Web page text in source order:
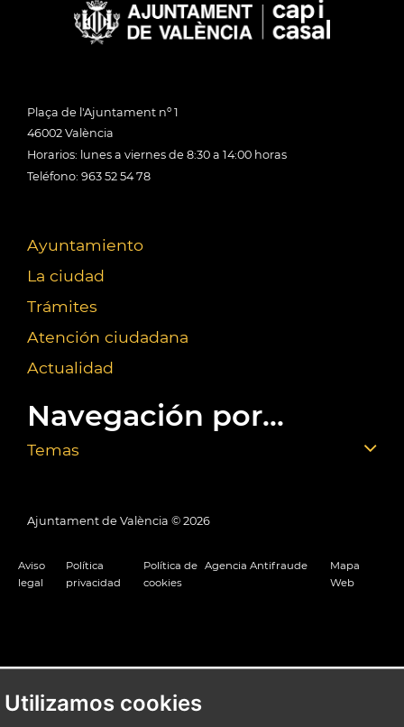
Utilizamos cookies
Plaça de l'Ajuntament nº 1
46002 València
Horarios: lunes a viernes de 8:30 a 14:00 horas
Teléfono: 963 52 54 78
Ayuntamiento
La ciudad
Trámites
Atención ciudadana
Actualidad
Navegación por...
Temas
Ajuntament de València © 2026
Aviso
legal
Política
privacidad
Política de
cookies
Agencia Antifraude
Mapa
Web